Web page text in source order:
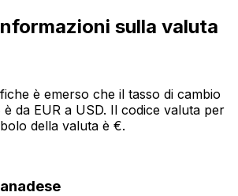
sulla valuta
è emerso che il tasso di cambio
da EUR a USD. Il codice valuta per
della valuta è €.